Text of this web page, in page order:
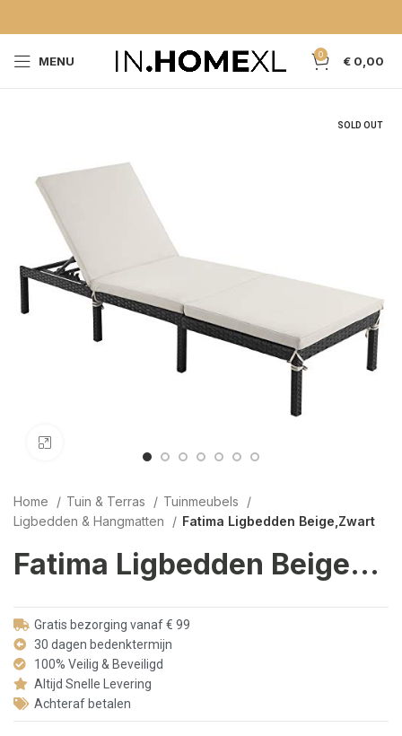
MENU 0 € 0,00
SOLD OUT
Home Tuin & Terras
Tuinmeubels
Ligbedden & Hangmatten
Fatima Ligbedden Beige,Zwart
Fatima Ligbedden Beige,Zwart
Gratis bezorging vanaf € 99
30 dagen bedenktermijn
100% Veilig & Beveiligd
Altijd Snelle Levering
Achteraf betalen